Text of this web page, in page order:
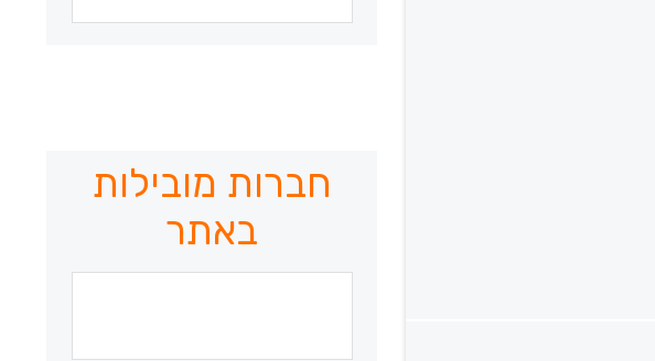
חברות מובילות
באתר